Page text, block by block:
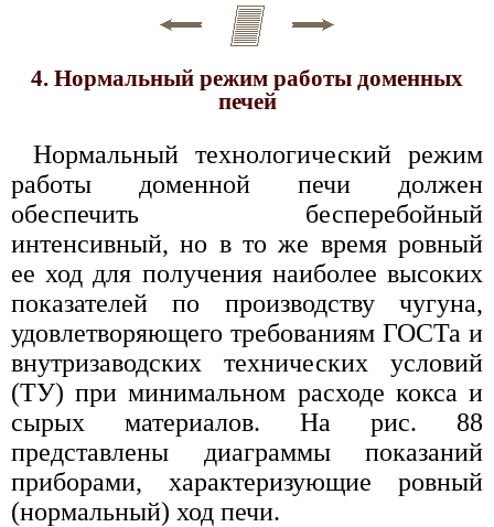
4. Нормальный режим работы доменных
печей
Нормальный технологический режим
работы доменной печи должен
обеспечить бесперебойный
интенсивный, но в то же время ровный
ее ход для получения наиболее высоких
показателей по производству чугуна,
удовлетворяющего требованиям ГОСТа и
внутризаводских технических условий
(ТУ) при минимальном расходе кокса и
сырых материалов. На рис. 88
представлены диаграммы показаний
приборами, характеризующие ровный
(нормальный) ход печи.